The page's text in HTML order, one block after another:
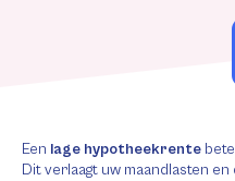
Een lage hypotheekrente
Dit verlaagt uw maandlasten